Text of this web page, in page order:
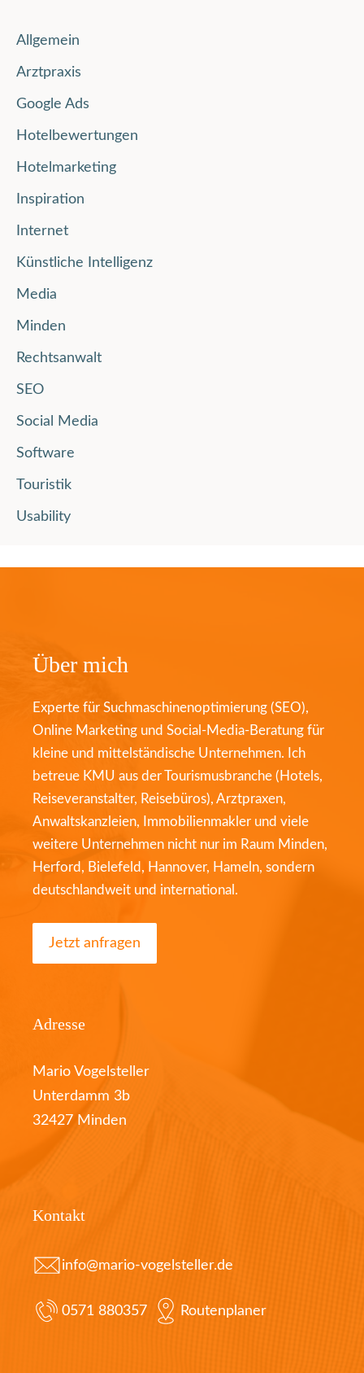
Allgemein
Arztpraxis
Google Ads
Hotelbewertungen
Hotelmarketing
Inspiration
Internet
Künstliche Intelligenz
Media
Minden
Rechtsanwalt
SEO
Social Media
Software
Touristik
Usability
Über mich
Experte für Suchmaschinenoptimierung (SEO),
Online Marketing und Social-Media-Beratung für
kleine und mittelständische Unternehmen. Ich
betreue KMU aus der Tourismusbranche (Hotels,
Reiseveranstalter, Reisebüros), Arztpraxen,
Anwaltskanzleien, Immobilienmakler und viele
weitere Unternehmen nicht nur im Raum Minden,
Herford, Bielefeld, Hannover, Hameln, sondern
deutschlandweit und international.
Jetzt anfragen
Adresse
Mario Vogelsteller
Unterdamm 3b
32427 Minden
Kontakt
info@mario-vogelsteller.de
0571 880357 Routenplaner